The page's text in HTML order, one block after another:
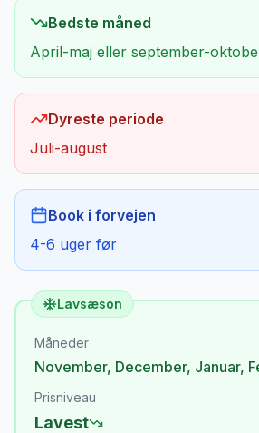
Bedste måned
April-maj eller september-
Dyreste periode
Juli-august
Book i forvejen
4-6 uger før
Lavsæson
Måneder
November, December, Januar,
Prisniveau
Lavest